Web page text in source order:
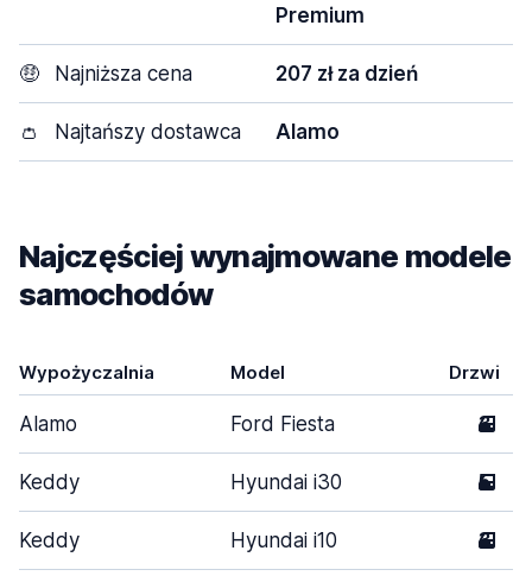
Premium
🤑 Najniższa cena 207 zł za dzień
👛 Najtańszy dostawca Alamo
Najczęściej wynajmowane modele
samochodów
Wypożyczalnia Model Drzwi
Alamo Ford Fiesta 3
Keddy Hyundai i30 5
Keddy Hyundai i10 3